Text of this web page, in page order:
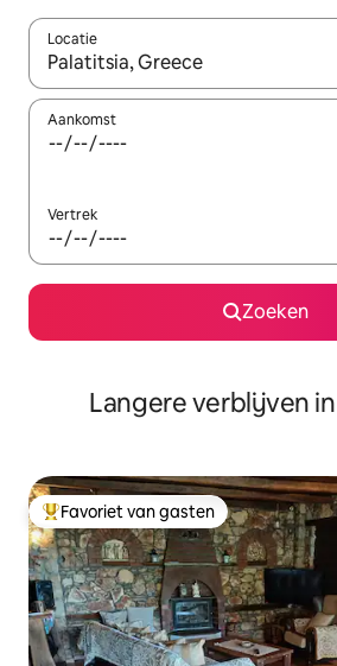
Locatie
Wanneer er resultaten beschikbaar
Aankomst
Vertrek
Zoeken
Langere verblijven
Topfavoriet van gasten
Favoriet van gasten